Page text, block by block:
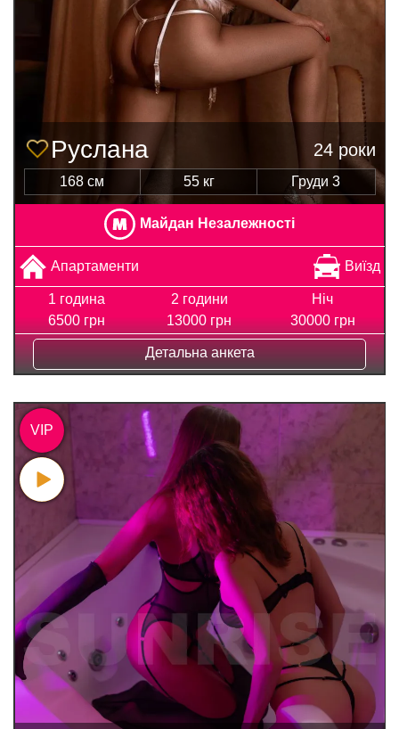
Руслана 24 роки
168 см 55 кг Груди 3
Майдан Незалежності
Апартаменти Виїзд
1 година
6500 грн
2 години
13000 грн
Ніч
30000 грн
Детальна анкета
VIP